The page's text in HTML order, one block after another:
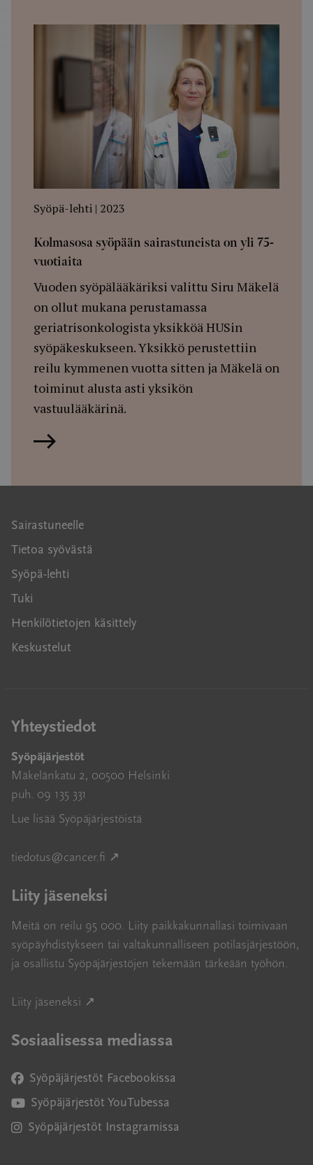
Syöpä-lehti | 2023
Kolmasosa syöpään sairastuneista on yli 75-
vuotiaita
Vuoden syöpälääkäriksi valittu Siru Mäkelä
on ollut mukana perustamassa
geriatrisonkologista yksikköä HUSin
syöpäkeskukseen. Yksikkö perustettiin
reilu kymmenen vuotta sitten ja Mäkelä on
toiminut alusta asti yksikön
vastuulääkärinä.
Lue artikkeli
Sairastuneelle
Tietoa syövästä
Syöpä-lehti
Tuki
Henkilötietojen käsittely
Keskustelut
Yhteystiedot
Syöpäjärjestöt
Mäkelänkatu 2, 00500 Helsinki
puh. 09 135 331
Lue lisää Syöpäjärjestöistä
tiedotus@cancer.fi ↗
Liity jäseneksi
Meitä on reilu 95 000. Liity paikkakunnallasi toimivaan
syöpäyhdistykseen tai valtakunnalliseen potilasjärjestöön,
ja osallistu Syöpäjärjestöjen tekemään tärkeään työhön.
Liity jäseneksi ↗
Sosiaalisessa mediassa
Syöpäjärjestöt Facebookissa
Avautuu uuteen ikkunaan
Syöpäjärjestöt YouTubessa
Avautuu uuteen ikkunaan
Syöpäjärjestöt Instagramissa
Avautuu uuteen ikkunaan